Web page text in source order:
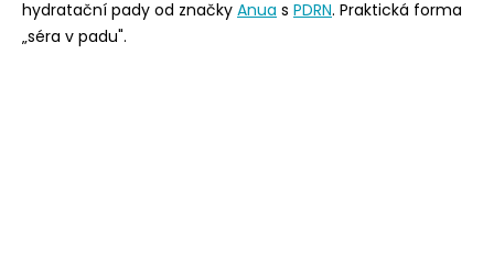
hydratační pady od značky Anua s PDRN. Praktická forma
„séra v padu".